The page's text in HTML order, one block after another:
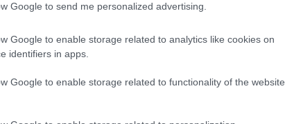
Google to send me personalized advertising.
Google to enable storage related to analytics like cookies on
identifiers in apps.
Google to enable storage related to functionality of the website
Πρώιμες ενδείξεις για τη νόσο